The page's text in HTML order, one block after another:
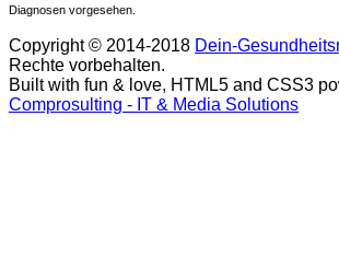
Diagnosen vorgesehen.
Copyright © 2014-2018 Dein-
Rechte vorbehalten.
Built with fun & love, HTML5 and CSS3
Comprosulting - IT & Media Solutions